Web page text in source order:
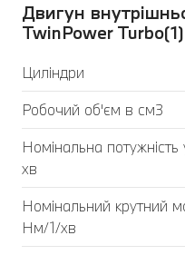
Двигун
TwinPower Turbo(1)
Циліндри
Робочий об'єм в см3
Номінальна
хв
Номінальний крутний
Нм/1/хв